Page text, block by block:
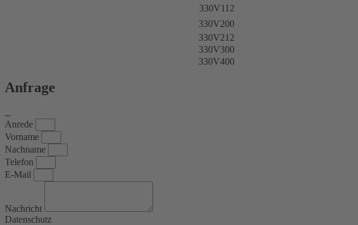
330V112
330V200
330V212
330V300
330V400
Anfrage
Anrede
Vorname
Nachname
Telefon
E-Mail
Nachricht
Datenschutz